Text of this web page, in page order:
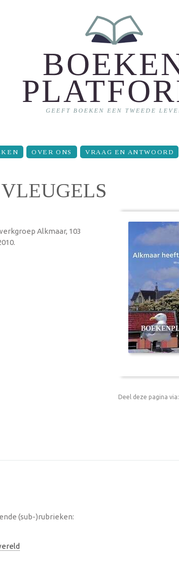
OVER ONS VRAAG EN ANTWOORD
Alkmaar, 103
Deel deze pagina via:
(sub-)rubrieken: